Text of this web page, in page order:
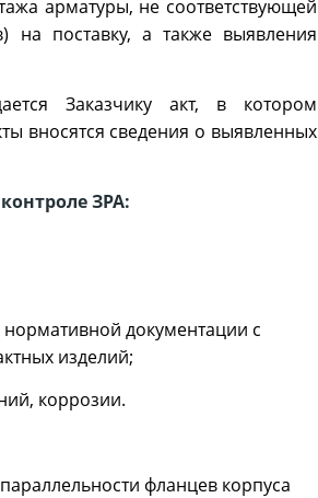
арматуры, не соответствующей
на поставку, а также выявления
Заказчику акт, в котором
вносятся сведения о выявленных
ЗРА:
нормативной документации с
изделий;
коррозии.
фланцев корпуса